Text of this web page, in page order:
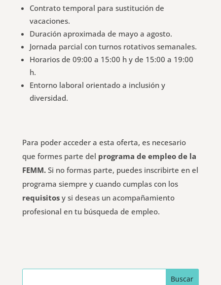
Contrato temporal para sustitución de
vacaciones.
Duración aproximada de mayo a agosto.
Jornada parcial con turnos rotativos semanales.
Horarios de 09:00 a 15:00 h y de 15:00 a 19:00
h.
Entorno laboral orientado a inclusión y
diversidad.
Para poder acceder a esta oferta, es necesario
que formes parte del programa de empleo de la
FEMM.Si no formas parte, puedes inscribirte en el
programa siempre y cuando cumplas con los
requisitosy si deseas un acompañamiento
profesional en tu búsqueda de empleo.